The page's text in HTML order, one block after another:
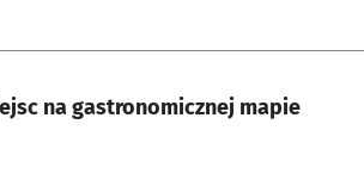
na gastronomicznej mapie